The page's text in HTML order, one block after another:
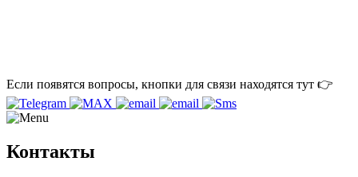
Если появятся вопросы, кнопки для связи находятся тут 👉
Контакты